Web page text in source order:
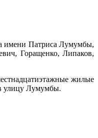
имени Патриса Лумумбы,
Горащенко, Липаков,
жилые
улицу Лумумбы.